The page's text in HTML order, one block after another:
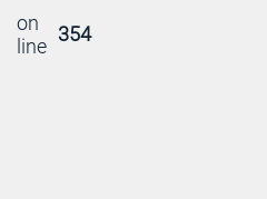
on
line 354